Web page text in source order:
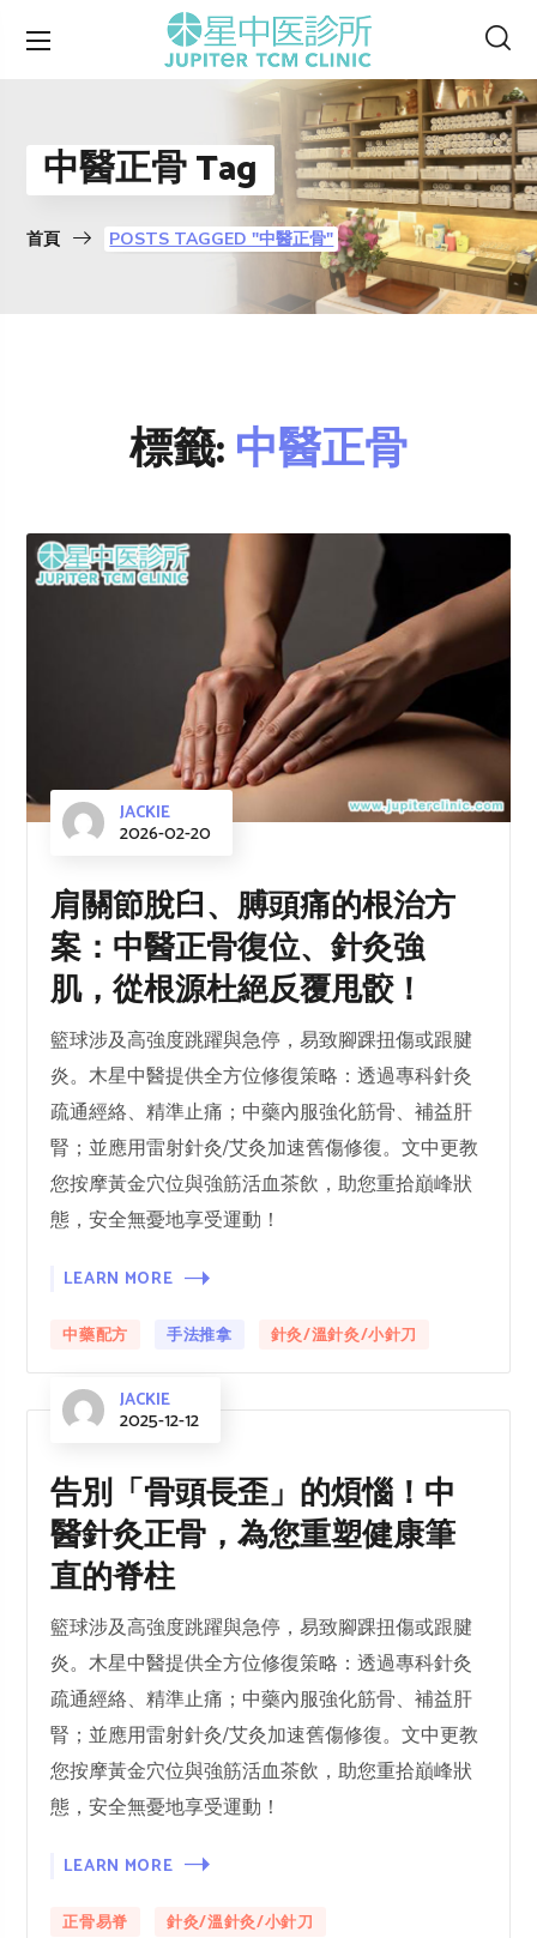
中醫正骨 Tag
首頁 POSTS TAGGED "中醫正骨"
標籤:中醫正骨
JACKIE
2026-02-20
肩關節脫臼、膊頭痛的根治方
案：中醫正骨復位、針灸強
肌，從根源杜絕反覆甩骹！
籃球涉及高強度跳躍與急停，易致腳踝扭傷或跟腱
炎。木星中醫提供全方位修復策略：透過專科針灸
疏通經絡、精準止痛；中藥內服強化筋骨、補益肝
腎；並應用雷射針灸/艾灸加速舊傷修復。文中更教
您按摩黃金穴位與強筋活血茶飲，助您重拾巔峰狀
態，安全無憂地享受運動！
LEARN MORE
中藥配方 手法推拿 針灸/溫針灸/小針刀
JACKIE
2025-12-12
告別「骨頭長歪」的煩惱！中
醫針灸正骨，為您重塑健康筆
直的脊柱
籃球涉及高強度跳躍與急停，易致腳踝扭傷或跟腱
炎。木星中醫提供全方位修復策略：透過專科針灸
疏通經絡、精準止痛；中藥內服強化筋骨、補益肝
腎；並應用雷射針灸/艾灸加速舊傷修復。文中更教
您按摩黃金穴位與強筋活血茶飲，助您重拾巔峰狀
態，安全無憂地享受運動！
LEARN MORE
正骨易脊 針灸/溫針灸/小針刀